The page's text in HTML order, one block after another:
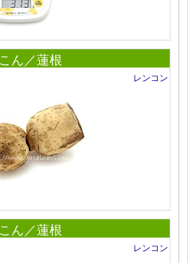
ん／蓮根
レンコン
ん／蓮根
レンコン